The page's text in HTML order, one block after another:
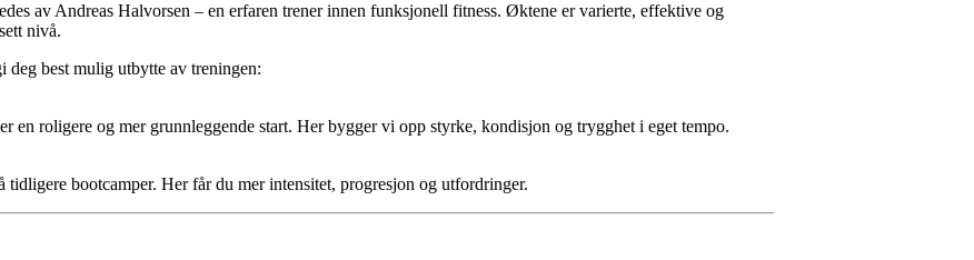
av Andreas Halvorsen – en erfaren trener innen funksjonell fitness. Øktene er varierte, effektive og
nivå.
best mulig utbytte av treningen:
en roligere og mer grunnleggende start. Her bygger vi opp styrke, kondisjon og trygghet i eget tempo.
bootcamper. Her får du mer intensitet, progresjon og utfordringer.